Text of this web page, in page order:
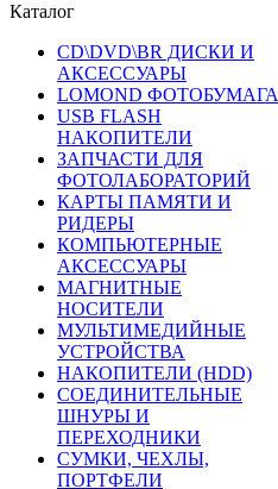
Каталог
CD\DVD\BR ДИСКИ И
АКСЕССУАРЫ
LOMOND ФОТОБУМАГА
USB FLASH
НАКОПИТЕЛИ
ЗАПЧАСТИ ДЛЯ
ФОТОЛАБОРАТОРИЙ
КАРТЫ ПАМЯТИ И
РИДЕРЫ
КОМПЬЮТЕРНЫЕ
АКСЕССУАРЫ
МАГНИТНЫЕ
НОСИТЕЛИ
МУЛЬТИМЕДИЙНЫЕ
УСТРОЙСТВА
НАКОПИТЕЛИ (HDD)
СОЕДИНИТЕЛЬНЫЕ
ШНУРЫ И
ПЕРЕХОДНИКИ
СУМКИ, ЧЕХЛЫ,
ПОРТФЕЛИ